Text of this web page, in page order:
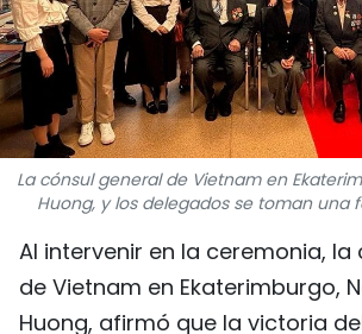
FOTOGRAFÍA
¿QUIÉNES
TIẾNG VIỆT
中文
La cónsul general de Vietnam en
Huong, y los delegados se toman una
Al intervenir en la ceremonia, la
de Vietnam en Ekaterimburgo,
Huong, afirmó que la victoria